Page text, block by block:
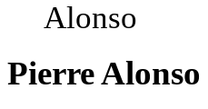
Pierre Alonso